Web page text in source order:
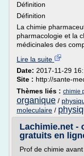
Définition
Définition
La chimie
pharmacologie et la
médicinales des
Lire la suite
Date: 2017-11-29
Site : http://sante-
Thèmes liés : chimie
organique /
moleculaire /
Lachimie.net -
gratuits en
Prof de chimie